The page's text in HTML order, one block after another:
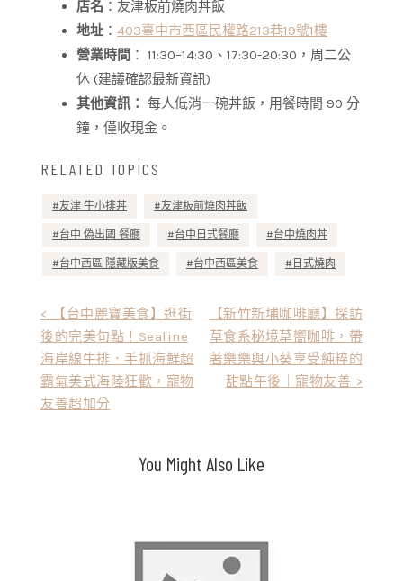
店名 ：友津板前燒肉丼飯
地址 ： 403臺中市西區民權路213巷19號1樓
營業時間 ： 11:30–14:30、17:30-20:30，周二公
休 (建議確認最新資訊)
其他資訊： 每人低消一碗丼飯，用餐時間 90 分
鐘，僅收現金。
RELATED TOPICS
友津 牛小排丼 友津板前燒肉丼飯
台中 偽出國 餐廳 台中日式餐廳 台中燒肉丼
台中西區 隱藏版美食 台中西區美食 日式燒肉
< 【台中麗寶美食】逛街
後的完美句點！Sealine
海岸線牛排．手抓海鮮超
霸氣美式海陸狂歡，寵物
友善超加分
【新竹新埔咖啡廳】探訪
草食系秘境草嚮咖啡，帶
著樂樂與小葵享受純粹的
甜點午後｜寵物友善 >
You Might Also Like